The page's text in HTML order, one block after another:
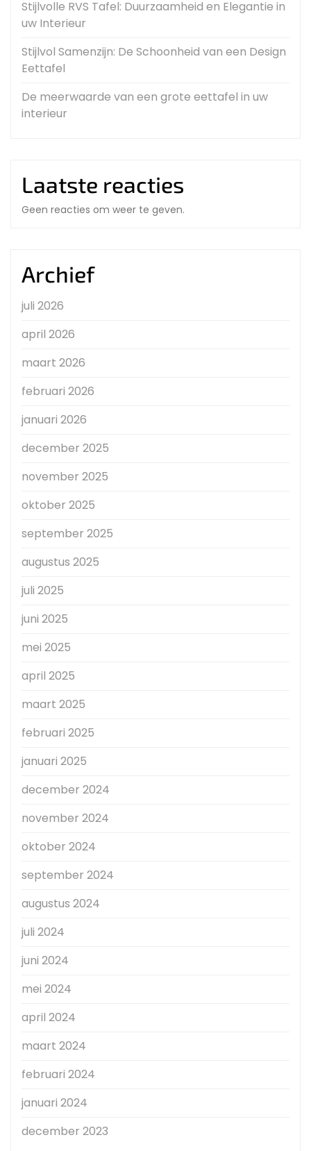
Stijlvolle RVS Tafel: Duurzaamheid en Elegantie in
uw Interieur
Stijlvol Samenzijn: De Schoonheid van een Design
Eettafel
De meerwaarde van een grote eettafel in uw
interieur
Laatste reacties
Geen reacties om weer te geven.
Archief
juli 2026
april 2026
maart 2026
februari 2026
januari 2026
december 2025
november 2025
oktober 2025
september 2025
augustus 2025
juli 2025
juni 2025
mei 2025
april 2025
maart 2025
februari 2025
januari 2025
december 2024
november 2024
oktober 2024
september 2024
augustus 2024
juli 2024
juni 2024
mei 2024
april 2024
maart 2024
februari 2024
januari 2024
december 2023